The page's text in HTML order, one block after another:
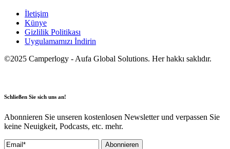
İletişim
Künye
Gizlilik Politikası
Uygulamamızı İndirin
©2025 Camperlogy - Aufa Global Solutions. Her hakkı saklıdır.
Schließen Sie sich uns an!
Abonnieren Sie unseren kostenlosen Newsletter und verpassen Sie
keine Neuigkeit, Podcasts, etc. mehr.